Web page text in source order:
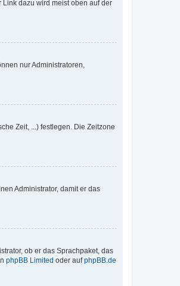
dazu wird meist oben auf der
nur Administratoren,
Zeit, ...) festlegen. Die Zeitzone
Administrator, damit er das
ob er das Sprachpaket, das
phpBB Limited oder aufphpBB.de